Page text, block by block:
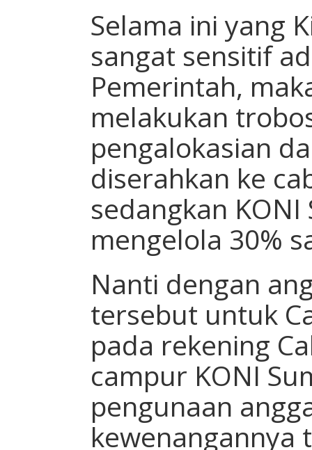
Selama ini yang
sangat sensitif
Pemerintah,
melakukan
pengalokasian
diserahkan ke
sedangkan
mengelola 30%
Nanti dengan
tersebut untuk
pada rekening
campur KONI
pengunaan
kewenangannya